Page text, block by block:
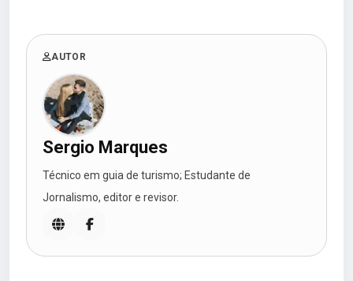
AUTOR
Sergio Marques
Técnico em guia de turismo; Estudante de
Jornalismo, editor e revisor.